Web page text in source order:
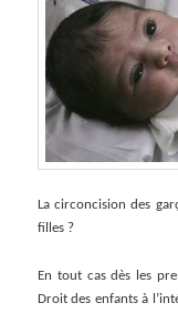
La circoncision des
filles ?
En tout cas dès les
Droit des enfants à